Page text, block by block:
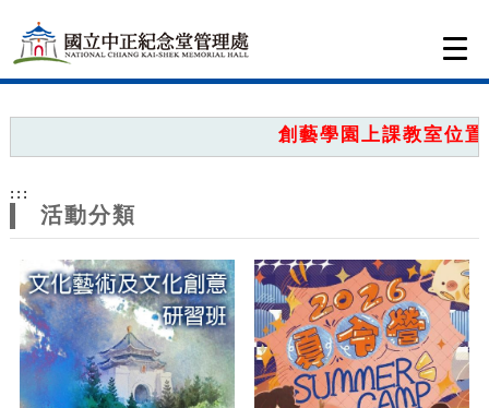
網
站
主
題
創藝學園上課教室位置圖
:::
活動分類